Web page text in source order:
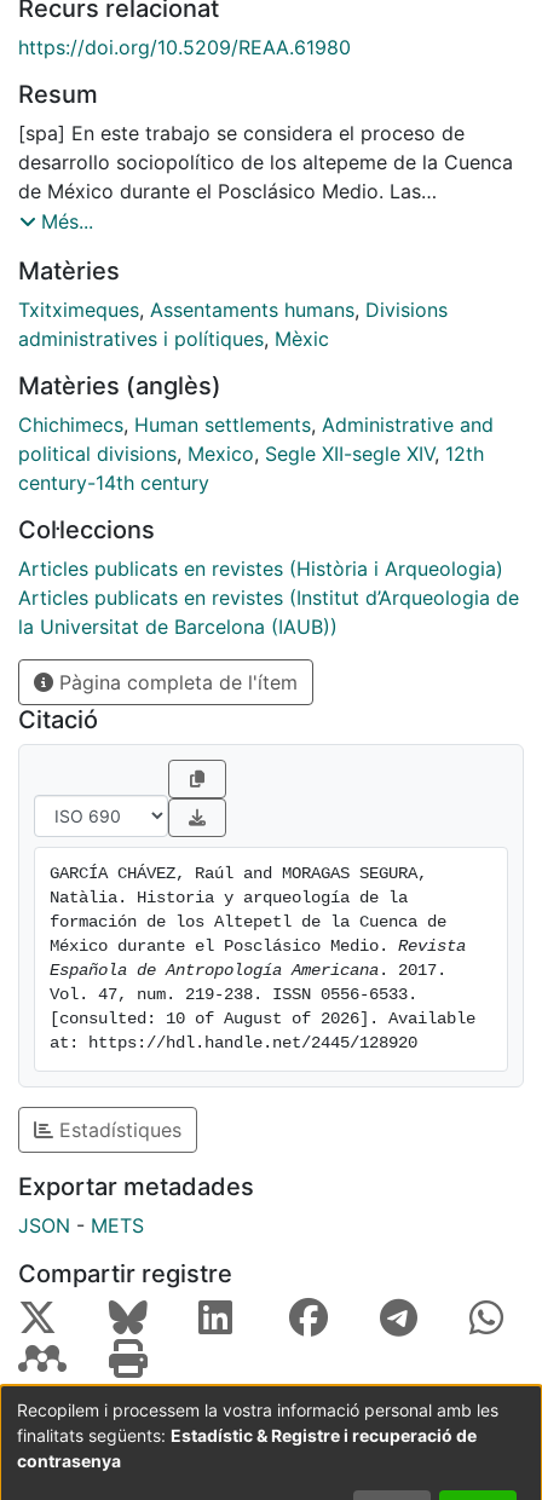
Recurs relacionat
https://doi.org/10.5209/REAA.61980
Resum
[spa] En este trabajo se considera el proceso de
desarrollo sociopolítico de los altepeme de la Cuenca
de México durante el Posclásico Medio. Las
sociedades chichimecas resultan especialmente
de desarrollo sociocultural en un espacio y tiempo
bien definidos. El estudio de los diversos altepeme nos
permitirá comprender las diferentes dinámicas
grupos en aras de consolidarse en el poder.
[eng] History and Archaeology of the Formation of the
Altepetl in the Basin Abstract. In this paper, we
consider the socio-political development process of
Postclassic Period. Chichimec societies are especially
interesting to understand the various processes of
socio-cultural development in a well-defined space
and time. The study of the various altepeme will allow
us to understand the different socio-political dynamics
used by different groups in order to consolidate
themselves in power.
Més...
Matèries
Txitximeques, Assentaments humans, Divisions
administratives i polítiques, Mèxic
Matèries (anglès)
Chichimecs, Human settlements, Administrative and
political divisions, Mexico, Segle XII-segle XIV, 12th
century-14th century
Col·leccions
Articles publicats en revistes (Història i Arqueologia)
Articles publicats en revistes (Institut d’Arqueologia de
la Universitat de Barcelona (IAUB))
Pàgina completa de l'ítem
Citació
GARCÍA CHÁVEZ, Raúl and MORAGAS SEGURA,
Natàlia. Historia y arqueología de la
formación de los Altepetl de la Cuenca de
México durante el Posclásico Medio. Revista
Española de Antropología Americana . 2017.
Vol. 47, num. 219-238. ISSN 0556-6533.
[consulted: 10 of August of 2026]. Available
at: https://hdl.handle.net/2445/128920
Estadístiques
Exportar metadades
JSON - METS
Compartir registre
Coordinació:CRAI UB Avís legal
Metadades
subjectes a:
Recopilem i processem la vostra informació personal amb les
finalitats següents: Estadístic & Registre i recuperació de
contrasenya